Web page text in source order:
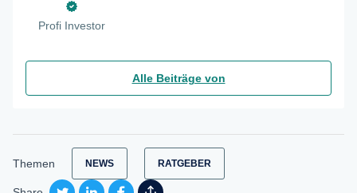
Profi Investor
Alle Beiträge von
Themen NEWS RATGEBER